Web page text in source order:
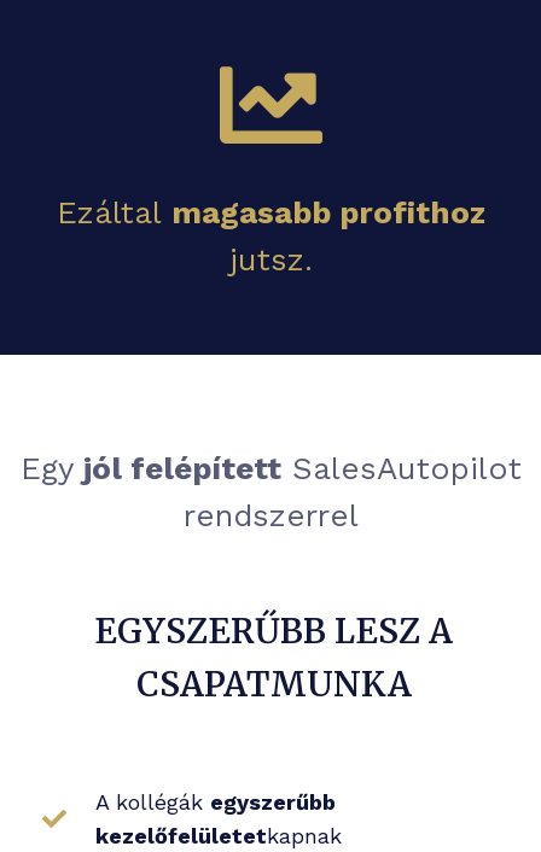
Ezáltal magasabb profithoz
jutsz.
Egy jól felépítettSalesAutopilot
rendszerrel
EGYSZERŰBB LESZ A
CSAPATMUNKA
A kollégák egyszerűbb
kezelőfelületetkapnak